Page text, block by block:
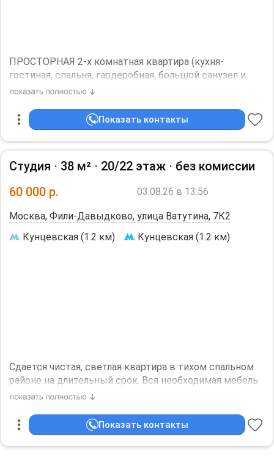
ПРОСТОРНАЯ 2-х комнатная квартира (кухня-
гостиная, спальня, гардеробная, большой санузел и
лоджия) с панорамным видом на центр Москвы. Дом
входная группа, 4 скоростных лифта. Теплый пол,
проточный нагреватель на время отключения воды,
кондиционеры, вся бытовая техника. метро
подземный паркинг и охраняемый наземный,
Долина реки СЕТУНЬ (дорожки,тренажеры,беседки
для шашлыков)., детские площадки. В гостинной
свободное место для вашего дивана или установим
свой! Аквафор, кондиционеры обслужены и
Показать контакты
Студия ⋅ 38 м² ⋅ 20/22 этаж ⋅ без комиссии
60 000 р. 03.08.26 в 13:56
Москва, Фили-Давыдково, улица Ватутина, 7К2
Кунцевская (1.2 км)
Кунцевская (1.2 км)
Сдается чистая, светлая квартира в тихом спальном
районе на длительный срок. Вся необходимая мебель
и бытовая техника имеется. Большая лоджия с
"Долина реки Сетунь". Метро и магазины в шаговой
доступности.
Предпочтение женщинам после 40 лет.
Показать контакты